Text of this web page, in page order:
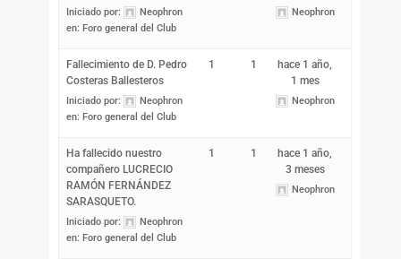
Iniciado por:
Neophron
en: Foro general del Club
Neophron
Fallecimiento de D. Pedro
Costeras Ballesteros
Iniciado por:
Neophron
en: Foro general del Club
1 1
hace 1 año,
1 mes
Neophron
Ha fallecido nuestro
compañero LUCRECIO
RAMÓN FERNÁNDEZ
SARASQUETO.
Iniciado por:
Neophron
en: Foro general del Club
1 1
hace 1 año,
3 meses
Neophron